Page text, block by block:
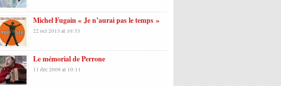
Michel Fugain « Je n’aurai pas le temps »
22 oct 2013 at 10:33
Le mémorial de Perrone
11 déc 2009 at 10:11